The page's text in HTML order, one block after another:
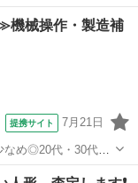
ラモデル
機械操作・製造補
提携サイト 7月21日
なめ◎20代・30代・
用可◎マイカー通勤